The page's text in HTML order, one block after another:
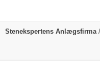
Stenekspertens Anlægsfirma